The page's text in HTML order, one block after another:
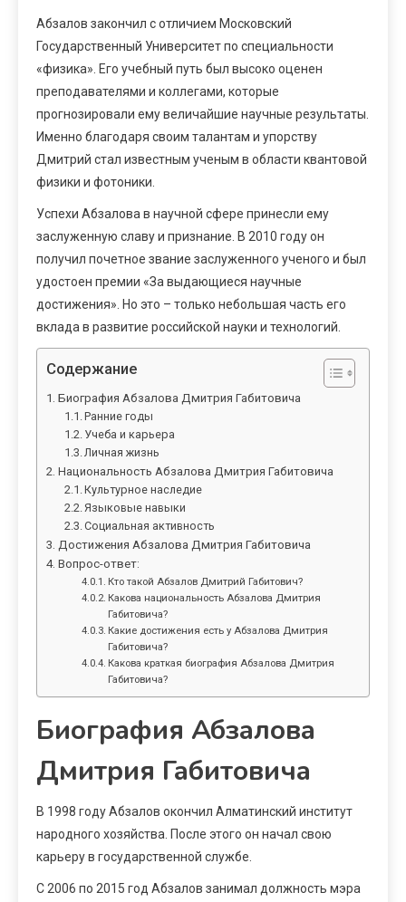
Абзалов закончил с отличием Московский
Государственный Университет по специальности
«физика». Его учебный путь был высоко оценен
преподавателями и коллегами, которые
прогнозировали ему величайшие научные результаты.
Именно благодаря своим талантам и упорству
Дмитрий стал известным ученым в области квантовой
физики и фотоники.
Успехи Абзалова в научной сфере принесли ему
заслуженную славу и признание. В 2010 году он
получил почетное звание заслуженного ученого и был
удостоен премии «За выдающиеся научные
достижения». Но это – только небольшая часть его
вклада в развитие российской науки и технологий.
Содержание
Биография Абзалова Дмитрия Габитовича
Ранние годы
Учеба и карьера
Личная жизнь
Национальность Абзалова Дмитрия Габитовича
Культурное наследие
Языковые навыки
Социальная активность
Достижения Абзалова Дмитрия Габитовича
Вопрос-ответ:
Кто такой Абзалов Дмитрий Габитович?
Какова национальность Абзалова Дмитрия
Габитовича?
Какие достижения есть у Абзалова Дмитрия
Габитовича?
Какова краткая биография Абзалова Дмитрия
Габитовича?
Биография Абзалова
Дмитрия Габитовича
В 1998 году Абзалов окончил Алматинский институт
народного хозяйства. После этого он начал свою
карьеру в государственной службе.
С 2006 по 2015 год Абзалов занимал должность мэра